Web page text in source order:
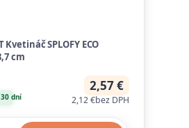
Kvetináč SPLOFY ECO
cm
2,57 €
2,12 €bez DPH
dní